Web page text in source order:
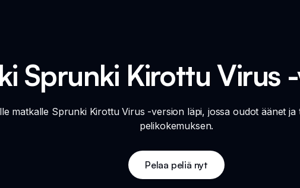
Sprunki Kirottu Virus
matkalle Sprunki Kirottu Virus -version läpi, jossa oudot äänet
pelikokemuksen.
Pelaa peliä nyt